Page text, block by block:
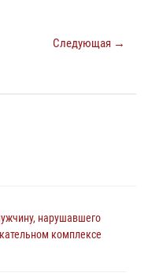
Следующая →
нарушавшего
комплексе